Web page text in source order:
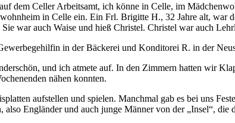
dem Celler Arbeitsamt, ich könne in Celle, im
in Celle ein. Ein Frl. Brigitte H., 32 Jahre alt,
war auch Waise und hieß Christel. Christel war auch
in der Bäckerei und Konditorei R. in der
und ich atmete auf. In den Zimmern hatten wir
nähen konnten.
aufstellen und spielen. Manchmal gab es bei uns
also Engländer und auch junge Männer von der Insel , die